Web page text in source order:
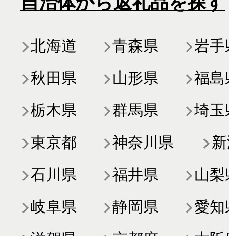
北海道 青森県
岩手
秋田県
山形県
福島
栃木県
群馬県
埼玉
東京都
神奈川県
石川県
福井県
山梨
岐阜県
静岡県
愛知